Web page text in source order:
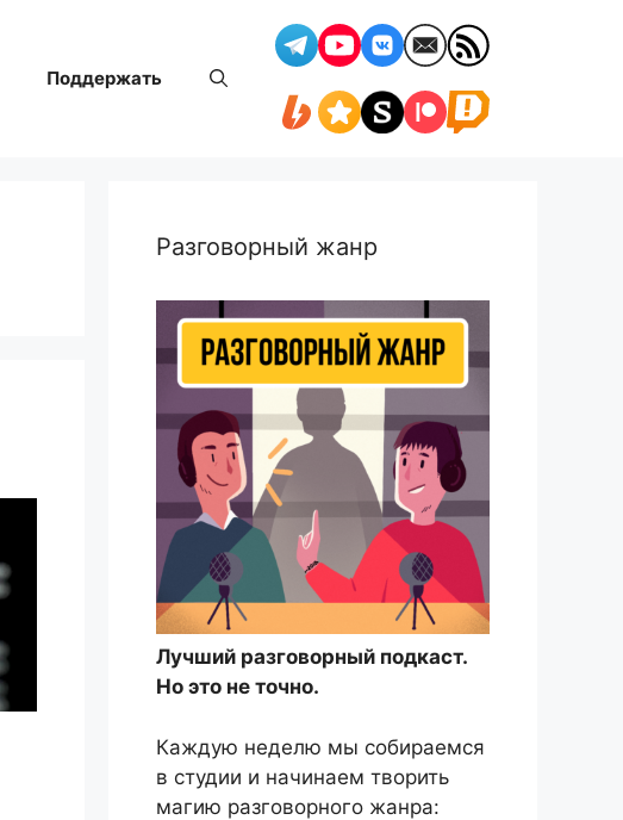
Поддержать
Разговорный жанр
Лучший разговорный подкаст.
Но это не точно.
Каждую неделю мы собираемся
в студии и начинаем творить
магию разговорного жанра: